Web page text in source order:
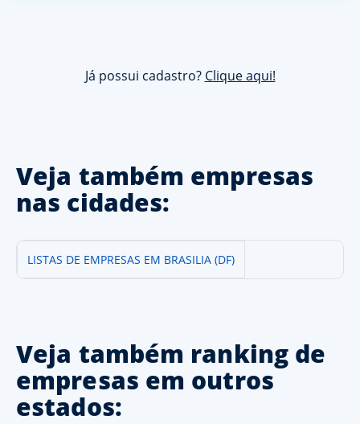
Já possui cadastro? Clique aqui!
Veja também empresas
nas cidades:
LISTAS DE EMPRESAS EM BRASILIA (DF)
Veja também ranking de
empresas em outros
estados: